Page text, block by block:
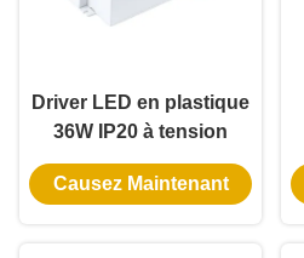
Driver LED en plastique
36W IP20 à tension
constante pour
applications d'éclairage
Causez Maintenant